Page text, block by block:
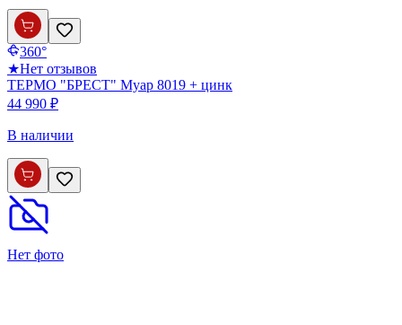
360°
★Нет отзывов
ТЕРМО "БРЕСТ" Муар 8019 + цинк
44 990 ₽
В наличии
Нет фото